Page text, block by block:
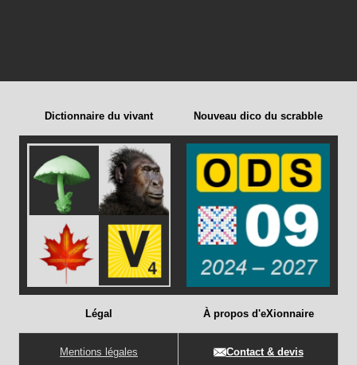
Dictionnaire du vivant Nouveau dico du scrabble
Légal
Mentions légales
À propos d'eXionnaire
Contact & devis